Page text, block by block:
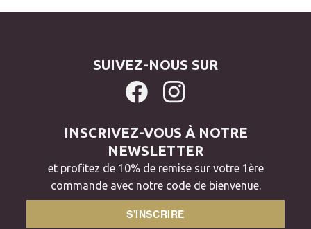
SUIVEZ-NOUS SUR
INSCRIVEZ-VOUS À NOTRE
NEWSLETTER
et profitez de 10% de remise sur votre 1ère
commande avec notre code de bienvenue.
S'INSCRIRE